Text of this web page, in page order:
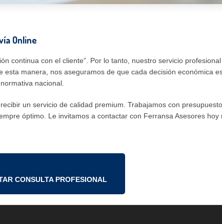
Online
continua con el cliente”. Por lo tanto, nuestro servicio
manera, nos aseguramos de que cada decisión económica
nacional.
un servicio de calidad premium. Trabajamos con
óptimo. Le invitamos a contactar con Ferransa Asesores hoy
CONSULTA PROFESIONAL